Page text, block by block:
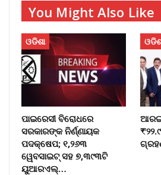
You Might Also Like
ଓଡିଶା
ପାଇରେସୀ ବିରୋଧରେ
ସରକାରଙ୍କ ନିର୍ଣ୍ଣାୟକ
ପଦକ୍ଷେପ; ୧,୨୬୩
ୱେବସାଇଟ୍ ସହ ୭,୩୯୩ଟି
ୟୁଆରଏଲ୍…